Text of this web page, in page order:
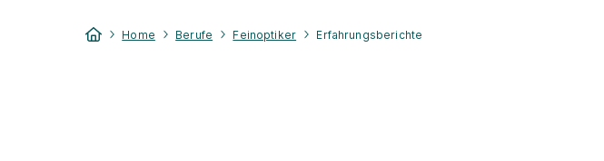
Home Berufe Feinoptiker Erfahrungsberichte